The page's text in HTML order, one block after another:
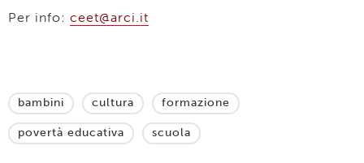
Per info: ceet@arci.it
bambini cultura formazione
povertà educativa scuola